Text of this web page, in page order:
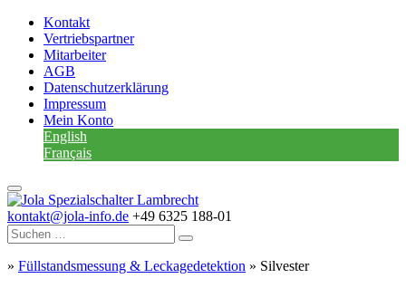
Kontakt
Vertriebspartner
Mitarbeiter
AGB
Datenschutzerklärung
Impressum
Mein Konto
English
Français
kontakt@jola-info.de +49 6325 188-01
» Füllstandsmessung & Leckagedetektion » Silvester